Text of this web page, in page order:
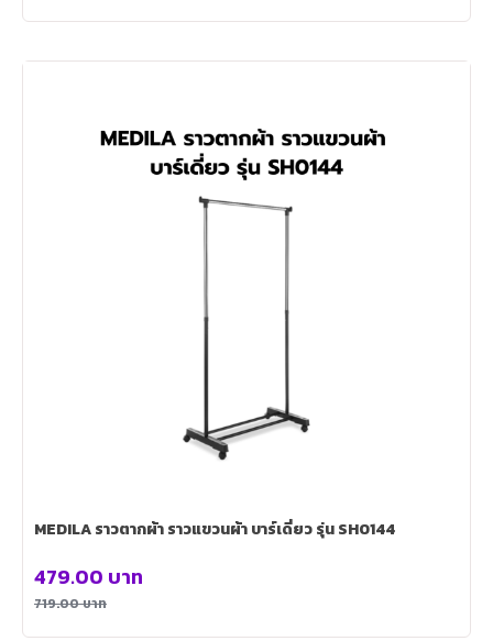
MEDILA ราวตากผ้า ราวแขวนผ้า บาร์เดี่ยว รุ่น SH0144
719.00บาท
479.00 บาท